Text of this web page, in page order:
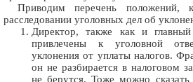
Приводим перечень положений,
расследовании уголовных дел об
Директор, также как и
привлечены к уголовной
уклонения от уплаты налогов.
он не разбирается в налоговом
не берутся. Тоже можно